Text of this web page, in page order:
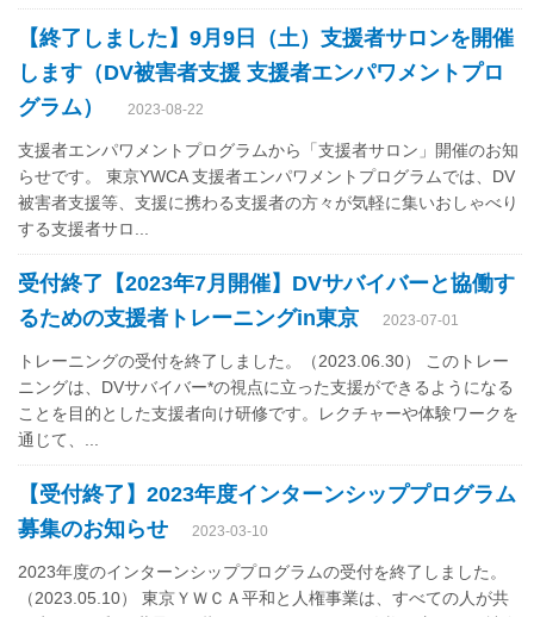
【終了しました】9月9日（土）支援者サロンを開催
します（DV被害者支援 支援者エンパワメントプロ
グラム）
2023-08-22
支援者エンパワメントプログラムから「支援者サロン」開催のお知
らせです。 東京YWCA 支援者エンパワメントプログラムでは、DV
被害者支援等、支援に携わる支援者の方々が気軽に集いおしゃべり
する支援者サロ...
受付終了【2023年7月開催】DVサバイバーと協働す
るための支援者トレーニングin東京
2023-07-01
トレーニングの受付を終了しました。（2023.06.30） このトレー
ニングは、DVサバイバー*の視点に立った支援ができるようになる
ことを目的とした支援者向け研修です。レクチャーや体験ワークを
通じて、...
【受付終了】2023年度インターンシッププログラム
募集のお知らせ
2023-03-10
2023年度のインターンシッププログラムの受付を終了しました。
（2023.05.10） 東京ＹＷＣＡ平和と人権事業は、すべての人が共